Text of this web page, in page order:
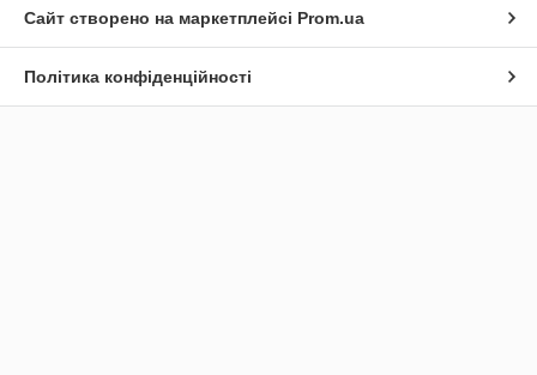
Сайт створено на маркетплейсі Prom.ua
Політика конфіденційності